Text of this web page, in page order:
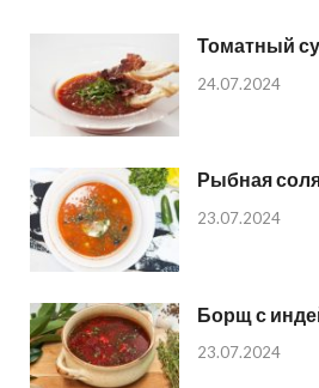
Томатный
24.07.2024
Рыбная
23.07.2024
Борщ с
23.07.2024